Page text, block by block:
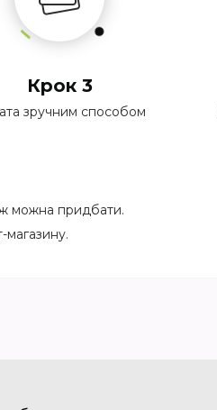
Крок 3
зручним способом
можна придбати.
магазину.